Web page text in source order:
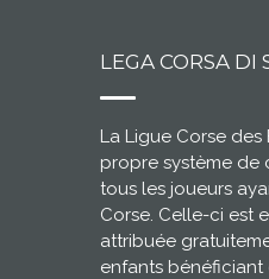
LEGA CORSA DI
La Ligue Corse
propre système de
tous les joueurs
Corse. Celle-ci est
attribuée
enfants bénéficiant